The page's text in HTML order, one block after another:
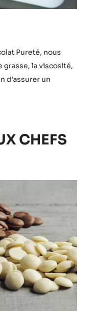
Pureté, nous
grasse, la viscosité,
d’assurer un
CHEFS